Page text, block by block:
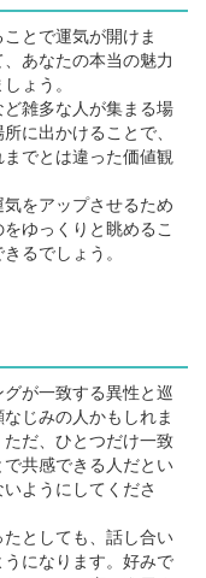
とで運気が開けま
あなたの本当の魅力
ょう。
雑多な人が集まる場
に出かけることで、
でとは違った価値観
をアップさせるため
ゆっくりと眺めるこ
るでしょう。
が一致する異性と巡
じみの人かもしれま
だ、ひとつだけ一致
共感できる人だとい
ようにしてくださ
としても、話し合い
になります。好みで